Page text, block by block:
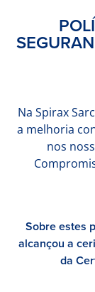
Na Spirax
a melhoria
nos
Sobre estes
alcançou a
da